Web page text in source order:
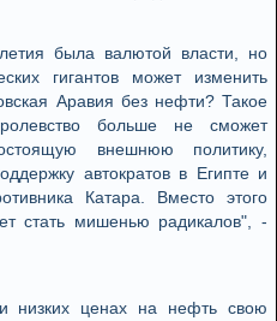
была валютой власти, но
гигантов может изменить
Аравия без нефти? Такое
больше не сможет
внешнюю политику,
автократов в Египте и
Катара. Вместо этого
стать мишенью радикалов", -
низких ценах на нефть свою